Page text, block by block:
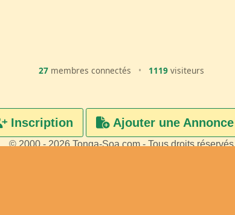
27 membres connectés • 1119 visiteurs
Inscription Ajouter une Annonce
© 2000 - 2026 Tonga-Soa.com - Tous droits réservés